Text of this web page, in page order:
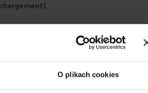
O plikach cookies